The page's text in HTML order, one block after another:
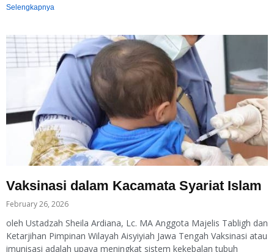
Selengkapnya
Vaksinasi dalam Kacamata Syariat Islam
February 26, 2026
oleh Ustadzah Sheila Ardiana, Lc. MA Anggota Majelis Tabligh dan
Ketarjihan Pimpinan Wilayah Aisyiyiah Jawa Tengah Vaksinasi atau
imunisasi adalah upaya meningkat sistem kekebalan tubuh